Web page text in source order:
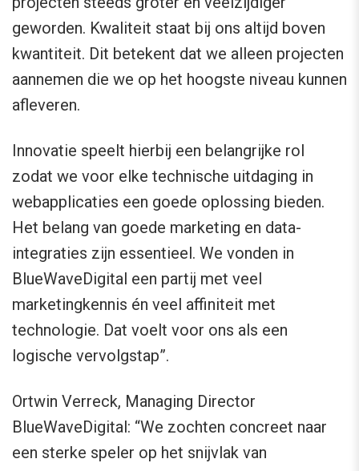
geworden. Kwaliteit staat bij ons altijd boven
kwantiteit. Dit betekent dat we alleen projecten
aannemen die we op het hoogste niveau kunnen
afleveren.
Innovatie speelt hierbij een belangrijke rol
zodat we voor elke technische uitdaging in
webapplicaties een goede oplossing bieden.
Het belang van goede marketing en data-
integraties zijn essentieel. We vonden in
BlueWaveDigital een partij met veel
marketingkennis én veel affiniteit met
technologie. Dat voelt voor ons als een
logische vervolgstap”.
Ortwin Verreck, Managing Director
BlueWaveDigital: “We zochten concreet naar
een sterke speler op het snijvlak van